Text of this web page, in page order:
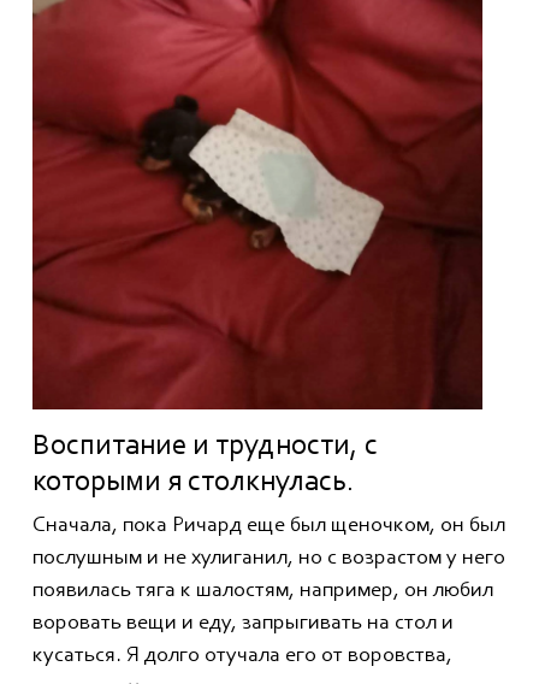
Воспитание и трудности, с
которыми я столкнулась.
Сначала, пока Ричард еще был щеночком, он был
послушным и не хулиганил, но с возрастом у него
появилась тяга к шалостям, например, он любил
воровать вещи и еду, запрыгивать на стол и
кусаться. Я долго отучала его от воровства,